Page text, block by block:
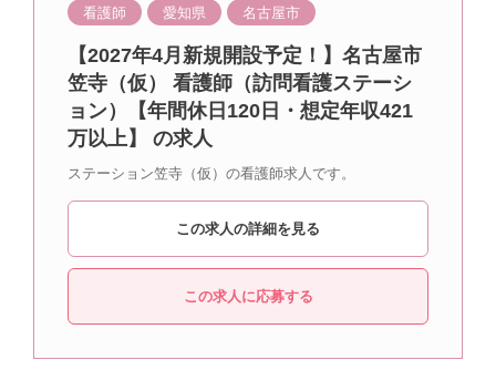
看護師 愛知県 名古屋市
【2027年4月新規開設予定！】名古屋市
笠寺（仮） 看護師（訪問看護ステーシ
ョン）【年間休日120日・想定年収421
万以上】 の求人
ステーション笠寺（仮）の看護師求人です。
この求人の詳細を見る
この求人に応募する